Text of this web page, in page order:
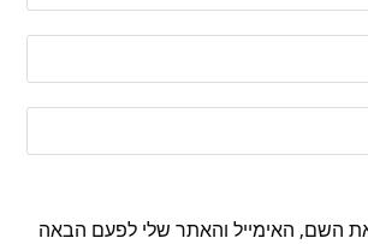
השם, האימייל והאתר שלי לפעם הבאה